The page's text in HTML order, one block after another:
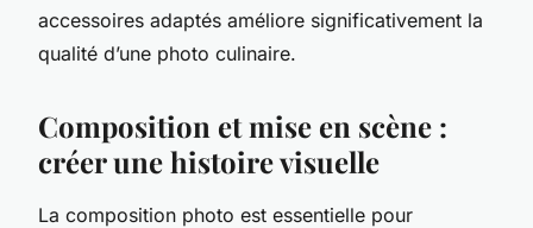
accessoires adaptés améliore significativement la
qualité d’une photo culinaire.
Composition et mise en scène :
créer une histoire visuelle
La composition photo est essentielle pour